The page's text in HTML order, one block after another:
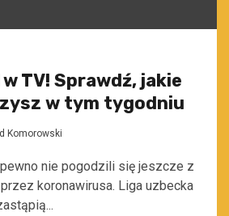
TV! Sprawdź, jakie
w tym tygodniu
Komorowski
pewno nie pogodzili się jeszcze z
koronawirusa. Liga uzbecka